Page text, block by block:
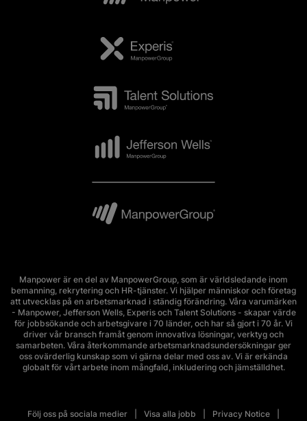
Manpower är en del av ManpowerGroup, som är världsledande inom
bemanning, rekrytering och HR-tjänster. Vi hjälper människor och företag
att utvecklas på en arbetsmarknad i ständig förändring. Våra varumärken
- Manpower, Jefferson Wells, Experis och Talent Solutions - skapar värde
för jobbsökande och arbetsgivare i 70 länder, och har så gjort i 70 år. Vi
driver vår bransch framåt genom innovativa lösningar, verktyg och
samarbeten. Våra återkommande arbetsmarknadsundersökningar ger
oss ovärderlig kunskap som vi gärna delar med oss av. Vi är erkända
globalt för vårt arbete inom mångfald, inkludering och jämställdhet.
Följ oss på sociala medier Visa alla jobb Privacy Notice